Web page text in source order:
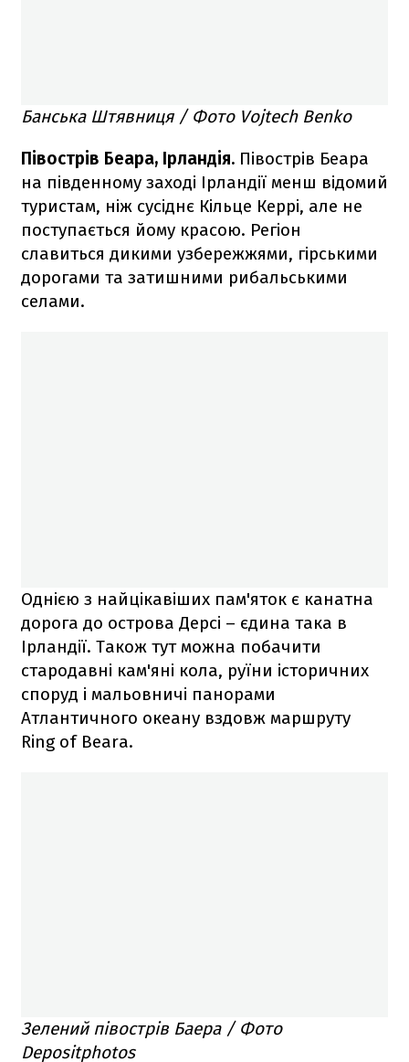
Банська Штявниця / Фото Vojtech Benko
Півострів Беара, Ірландія. Півострів Беара
на південному заході Ірландії менш відомий
туристам, ніж сусіднє Кільце Керрі, але не
поступається йому красою. Регіон
славиться дикими узбережжями, гірськими
дорогами та затишними рибальськими
селами.
Однією з найцікавіших пам'яток є канатна
дорога до острова Дерсі – єдина така в
Ірландії. Також тут можна побачити
стародавні кам'яні кола, руїни історичних
споруд і мальовничі панорами
Атлантичного океану вздовж маршруту
Ring of Beara.
Зелений півострів Баера / Фото
Depositphotos